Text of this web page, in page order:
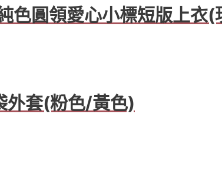
圓領愛心小標短版上衣(
外套(粉色/黃色)